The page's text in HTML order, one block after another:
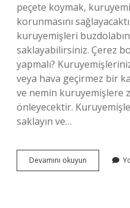
peçete koymak,
korunmasını
kuruyemişleri
saklayabilirsiniz. Çerez
yapmalı?
veya hava geçirmez bir
ve nemin kuruyemişlere
önleyecektir.
saklayın ve…
Devamını okuyun
Buzdolabında